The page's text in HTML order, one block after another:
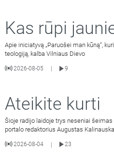
Kas rūpi
Apie iniciatyvą „Paruošei man kūną“,
teologiją, kalba Vilniaus Dievo
2026-08-05
9
Ateikite kurti
Šioje radijo laidoje trys neseniai
portalo redaktorius Augustas
2026-08-04 |
23